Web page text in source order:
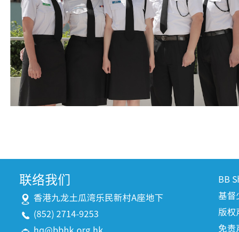
联络我们
香港九龙土瓜湾乐民新村A座地下
(852) 2714-9253
BB
基督
版权
免责